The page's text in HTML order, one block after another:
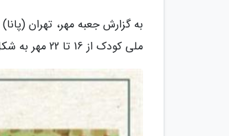
به گزارش جعبه مهر، تهران
ملی کودک از 16 تا 22 مهر به شکل رایگان اکران مجازی می گردد.